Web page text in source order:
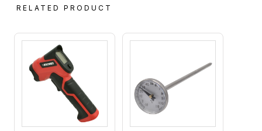
RELATED PRODUCT